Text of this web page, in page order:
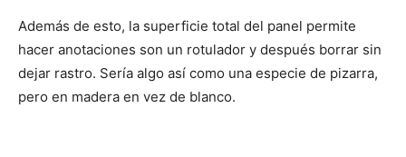
Además de esto, la superficie total del panel permite
hacer anotaciones son un rotulador y después borrar sin
dejar rastro. Sería algo así como una especie de pizarra,
pero en madera en vez de blanco.